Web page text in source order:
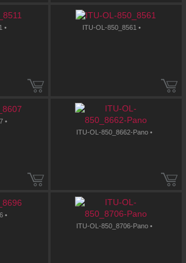
• ITU-OL-850_8561 •
•
ITU-OL-850_8662-Pano •
•
ITU-OL-850_8706-Pano •